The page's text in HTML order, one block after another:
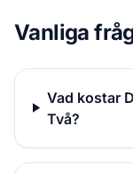
Vanliga
Vad kostar
Två?